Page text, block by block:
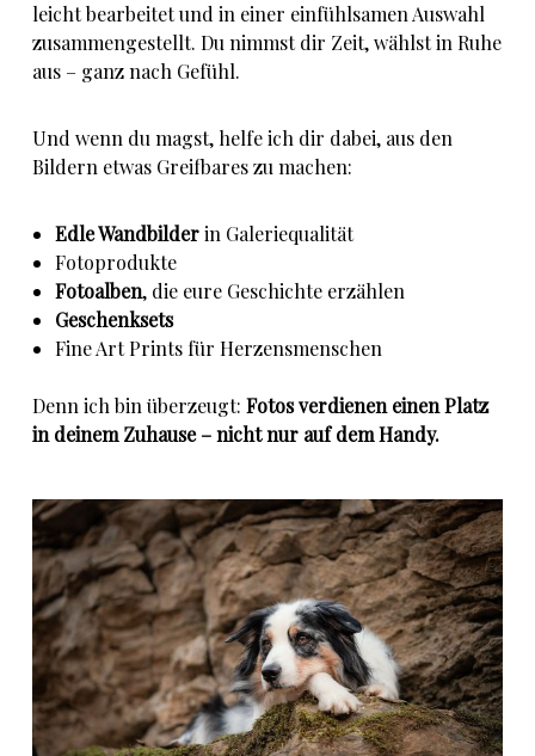
leicht bearbeitet und in einer einfühlsamen Auswahl
zusammengestellt. Du nimmst dir Zeit, wählst in Ruhe
aus – ganz nach Gefühl.
Und wenn du magst, helfe ich dir dabei, aus den
Bildern etwas Greifbares zu machen:
Edle Wandbilderin Galeriequalität
Fotoprodukte
Fotoalben, die eure Geschichte erzählen
Geschenksets
Fine Art Prints für Herzensmenschen
Denn ich bin überzeugt:Fotos verdienen einen Platz
in deinem Zuhause – nicht nur auf dem Handy.